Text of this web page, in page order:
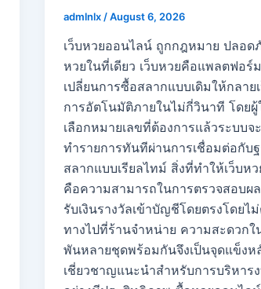
admlnlx /August 6, 2026
เว็บหวยออนไลน์ ถูกกฎหมาย ปลอด
หวยในที่เดียว เว็บหวยคือแพลตฟอร์
เปลี่ยนการซื้อสลากแบบเดิมให้กลาย
การอัตโนมัติภายในไม่กี่วินาที โดยผู้
เลือกหมายเลขที่ต้องการแล้วระบบจ
ทำรายการทันทีผ่านการเชื่อมต่อกับ
สลากแบบเรียลไทม์ สิ่งที่ทำให้เว็บห
คือความสามารถในการตรวจสอบผ
รับเงินรางวัลเข้าบัญชีโดยตรงโดยไ
ทางไปที่ร้านจำหน่าย ความสะดวกใ
พันหลายชุดพร้อมกันจึงเป็นจุดแข็งห
เชี่ยวชาญแนะนำสำหรับการบริหาร